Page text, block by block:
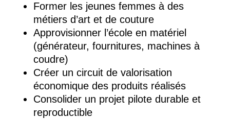
Former les jeunes femmes à des
métiers d’art et de couture
Approvisionner l’école en matériel
(générateur, fournitures, machines à
coudre)
Créer un circuit de valorisation
économique des produits réalisés
Consolider un projet pilote durable et
reproductible